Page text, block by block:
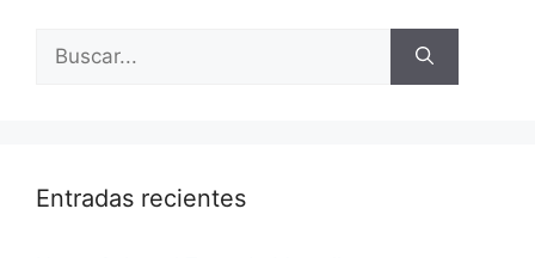
Entradas recientes